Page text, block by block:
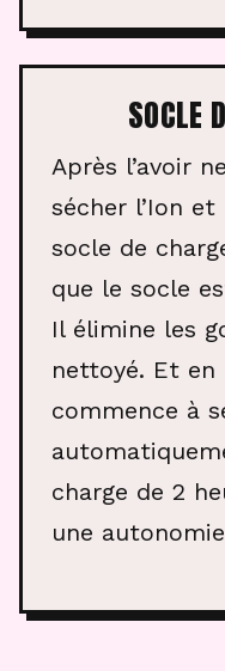
SOCLE
Après l’avoir
sécher l’Ion
socle de
que le socle
Il élimine les
nettoyé. Et
commence à
charge de 2
une